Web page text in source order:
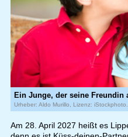
Ein Junge, der seine Freundin
Urheber: Aldo Murillo, Lizenz:
Am 28. April 2027 heißt es